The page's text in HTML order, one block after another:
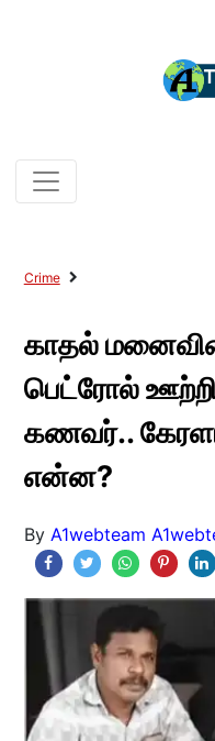
Crime
காதல்
பெட்ரோல்
கணவர்..
என்ன?
By A1webteam